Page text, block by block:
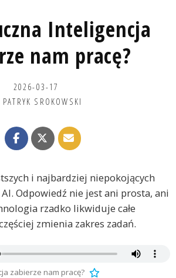
Inteligencja
nam pracę?
2026-03-17
PATRYK SROKOWSKI
i najbardziej niepokojących
Odpowiedź nie jest ani prosta, ani
rzadko likwiduje całe
zmienia zakres zadań.
zabierze nam pracę?